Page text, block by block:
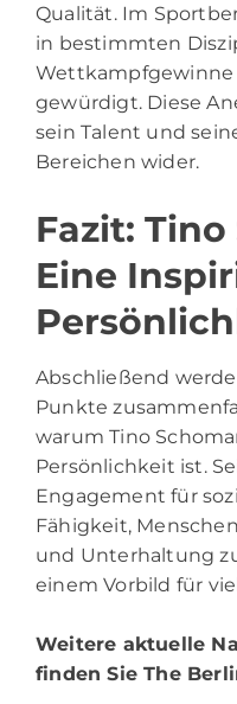
Qualität. Im
in bestimmten
Wettkampfgewinne
gewürdigt. Diese
sein Talent und
Bereichen wider.
Fazit:
Eine
Abschließend
Punkte
warum Tino
Persönlichkeit ist.
Engagement für
Fähigkeit,
und Unterhaltung
einem Vorbild für
Weitere aktuelle
finden SieThe